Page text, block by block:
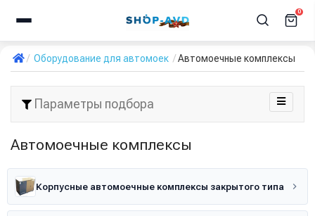
0
Оборудование для автомоек Автомоечные комплексы
Параметры подбора
Автомоечные комплексы
Корпусные автомоечные комплексы закрытого типа